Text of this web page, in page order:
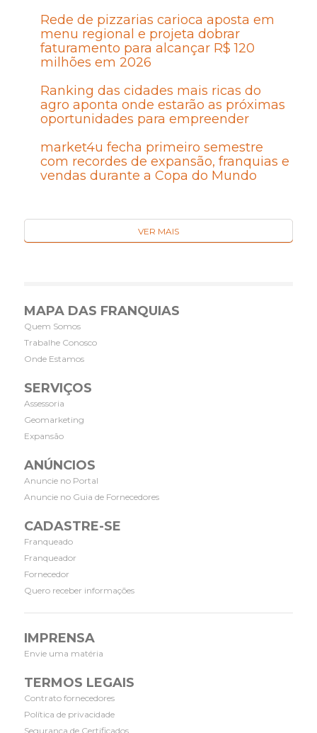
Rede de pizzarias carioca aposta em
menu regional e projeta dobrar
faturamento para alcançar R$ 120
milhões em 2026
Ranking das cidades mais ricas do
agro aponta onde estarão as próximas
oportunidades para empreender
market4u fecha primeiro semestre
com recordes de expansão, franquias e
vendas durante a Copa do Mundo
VER MAIS
MAPA DAS FRANQUIAS
Quem Somos
Trabalhe Conosco
Onde Estamos
SERVIÇOS
Assessoria
Geomarketing
Expansão
ANÚNCIOS
Anuncie no Portal
Anuncie no Guia de Fornecedores
CADASTRE-SE
Franqueado
Franqueador
Fornecedor
Quero receber informações
IMPRENSA
Envie uma matéria
TERMOS LEGAIS
Contrato fornecedores
Política de privacidade
Segurança de Certificados